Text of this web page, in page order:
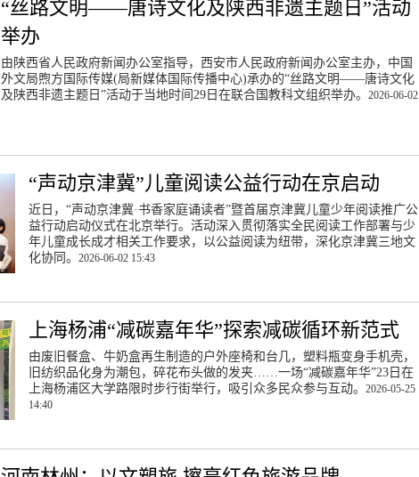
“丝路文明——唐诗文化及陕西非遗主题日”活动
举办
由陕西省人民政府新闻办公室指导，西安市人民政府新闻办公室主办，中国
外文局煦方国际传媒(局新媒体国际传播中心)承办的“丝路文明——唐诗文化
及陕西非遗主题日”活动于当地时间29日在联合国教科文组织举办。2026-06-02
“声动京津冀”儿童阅读公益行动在京启动
近日，“声动京津冀·书香家庭诵读者”暨首届京津冀儿童少年阅读推广公
益行动启动仪式在北京举行。活动深入贯彻落实全民阅读工作部署与少
年儿童成长成才相关工作要求，以公益阅读为纽带，深化京津冀三地文
化协同。2026-06-02 15:43
上海杨浦“减碳嘉年华”探索减碳循环新范式
由废旧餐盒、牛奶盒再生制造的户外座椅和台几，塑料瓶变身手机壳，
旧纺织品化身为潮包，碎花布头做的发夹……一场“减碳嘉年华”23日在
上海杨浦区大学路限时步行街举行，吸引众多民众参与互动。2026-05-25
14:40